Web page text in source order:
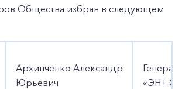
Общества избран в следующем
Архипченко Александр
Юрьевич
«ЭН+